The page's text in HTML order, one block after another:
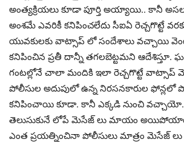
అంత్యక్రియలు కూడా పూర్తి అయ్యాయి.. కానీ
అంశమే ఎవరికీ కనిపించలేదు సీఐఏ రెచ్చగొట్టే
యువకులకు వాట్సాప్ లో సందేశాలు వచ్చాయి
కనిపించిన ప్రతీ దాన్నీ తగలబెట్టమని ఆదేశిస్తూ.
గంటల్లోనే చాలా మందికి ఇలా రెచ్చగొట్టే వాట్సాప్
పోలీసుల అదుపులో ఉన్న నిరసనకారుల ఫోన్లలో
కనిపించాయి కూడా. కానీ ఎక్కడి నుంచి
తెలుసుకునే లోపే మెసేజ్ లు మాయం
ఎంత ప్రయత్నించినా పోలీసులు మాత్రం మెసేజ్ లు